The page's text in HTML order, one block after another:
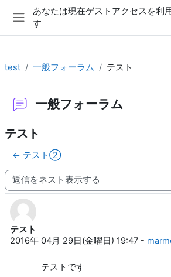
メインコンテンツへスキップする
サイドパネル
あなたは現在ゲストアクセスを利
す
test 一般フォーラム テスト
一般フォーラム
テスト
← テスト②
表示モード
テスト
2016年 04月 29日(金曜日) 19:47 -
返信数: 0
テストです